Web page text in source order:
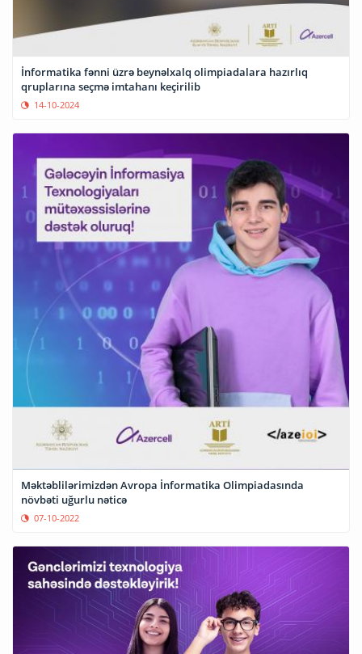
İnformatika fənni üzrə beynəlxalq olimpiadalara hazırlıq
qruplarına seçmə imtahanı keçirilib
14-10-2024
Məktəblilərimizdən Avropa İnformatika Olimpiadasında
növbəti uğurlu nəticə
07-10-2022